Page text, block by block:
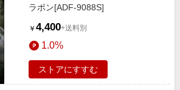
ラボン[ADF-9088S]
￥ 4,400+送料別
1.0%
ストアにすすむ